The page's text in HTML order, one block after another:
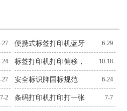
27 便携式标签打印机蓝牙
连不上解决方法
6-29
24 标签打印机打印偏移，
错位，跳纸解决方法
10-18
27 安全标识牌国标规范 6-24
7-2 条码打印机打印打一张 7-7